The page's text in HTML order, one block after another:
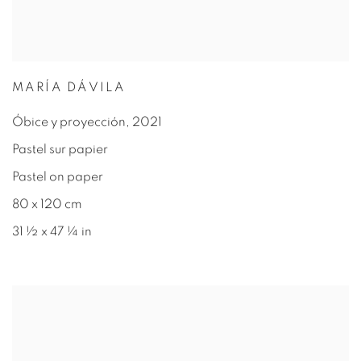
MARÍA DÁVILA
Óbice y proyección, 2021
Pastel sur papier
Pastel on paper
80 x 120 cm
31 ½ x 47 ¼ in